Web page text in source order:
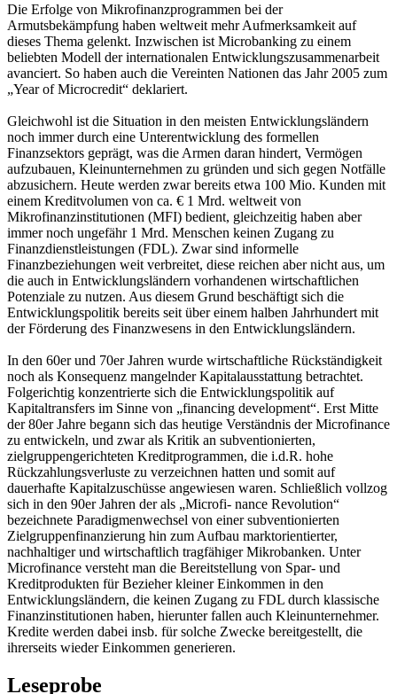
Die Erfolge von Mikrofinanzprogrammen bei der
Armutsbekämpfung haben weltweit mehr Aufmerksamkeit auf
dieses Thema gelenkt. Inzwischen ist Microbanking zu einem
beliebten Modell der internationalen Entwicklungszusammenarbeit
avanciert. So haben auch die Vereinten Nationen das Jahr 2005 zum
„Year of Microcredit“ deklariert.
Gleichwohl ist die Situation in den meisten Entwicklungsländern
noch immer durch eine Unterentwicklung des formellen
Finanzsektors geprägt, was die Armen daran hindert, Vermögen
aufzubauen, Kleinunternehmen zu gründen und sich gegen Notfälle
abzusichern. Heute werden zwar bereits etwa 100 Mio. Kunden mit
einem Kreditvolumen von ca. € 1 Mrd. weltweit von
Mikrofinanzinstitutionen (MFI) bedient, gleichzeitig haben aber
immer noch ungefähr 1 Mrd. Menschen keinen Zugang zu
Finanzdienstleistungen (FDL). Zwar sind informelle
Finanzbeziehungen weit verbreitet, diese reichen aber nicht aus, um
die auch in Entwicklungsländern vorhandenen wirtschaftlichen
Potenziale zu nutzen. Aus diesem Grund beschäftigt sich die
Entwicklungspolitik bereits seit über einem halben Jahrhundert mit
der Förderung des Finanzwesens in den Entwicklungsländern.
In den 60er und 70er Jahren wurde wirtschaftliche Rückständigkeit
noch als Konsequenz mangelnder Kapitalausstattung betrachtet.
Folgerichtig konzentrierte sich die Entwicklungspolitik auf
Kapitaltransfers im Sinne von „financing development“. Erst Mitte
der 80er Jahre begann sich das heutige Verständnis der Microfinance
zu entwickeln, und zwar als Kritik an subventionierten,
zielgruppengerichteten Kreditprogrammen, die i.d.R. hohe
Rückzahlungsverluste zu verzeichnen hatten und somit auf
dauerhafte Kapitalzuschüsse angewiesen waren. Schließlich vollzog
sich in den 90er Jahren der als „Microfi- nance Revolution“
bezeichnete Paradigmenwechsel von einer subventionierten
Zielgruppenfinanzierung hin zum Aufbau marktorientierter,
nachhaltiger und wirtschaftlich tragfähiger Mikrobanken. Unter
Microfinance versteht man die Bereitstellung von Spar- und
Kreditprodukten für Bezieher kleiner Einkommen in den
Entwicklungsländern, die keinen Zugang zu FDL durch klassische
Finanzinstitutionen haben, hierunter fallen auch Kleinunternehmer.
Kredite werden dabei insb. für solche Zwecke bereitgestellt, die
ihrerseits wieder Einkommen generieren.
Leseprobe